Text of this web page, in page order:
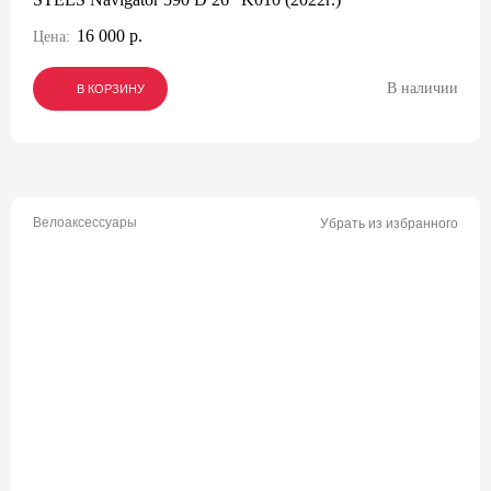
Цена: 16 000 р.
В КОРЗИНУ
В КОРЗИНУ
В КОРЗИНУ В наличии
Велоаксессуары Убрать из избранного